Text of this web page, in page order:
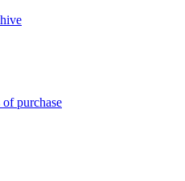
purchase